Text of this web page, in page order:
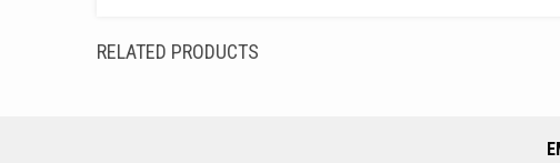
RELATED PRODUCTS